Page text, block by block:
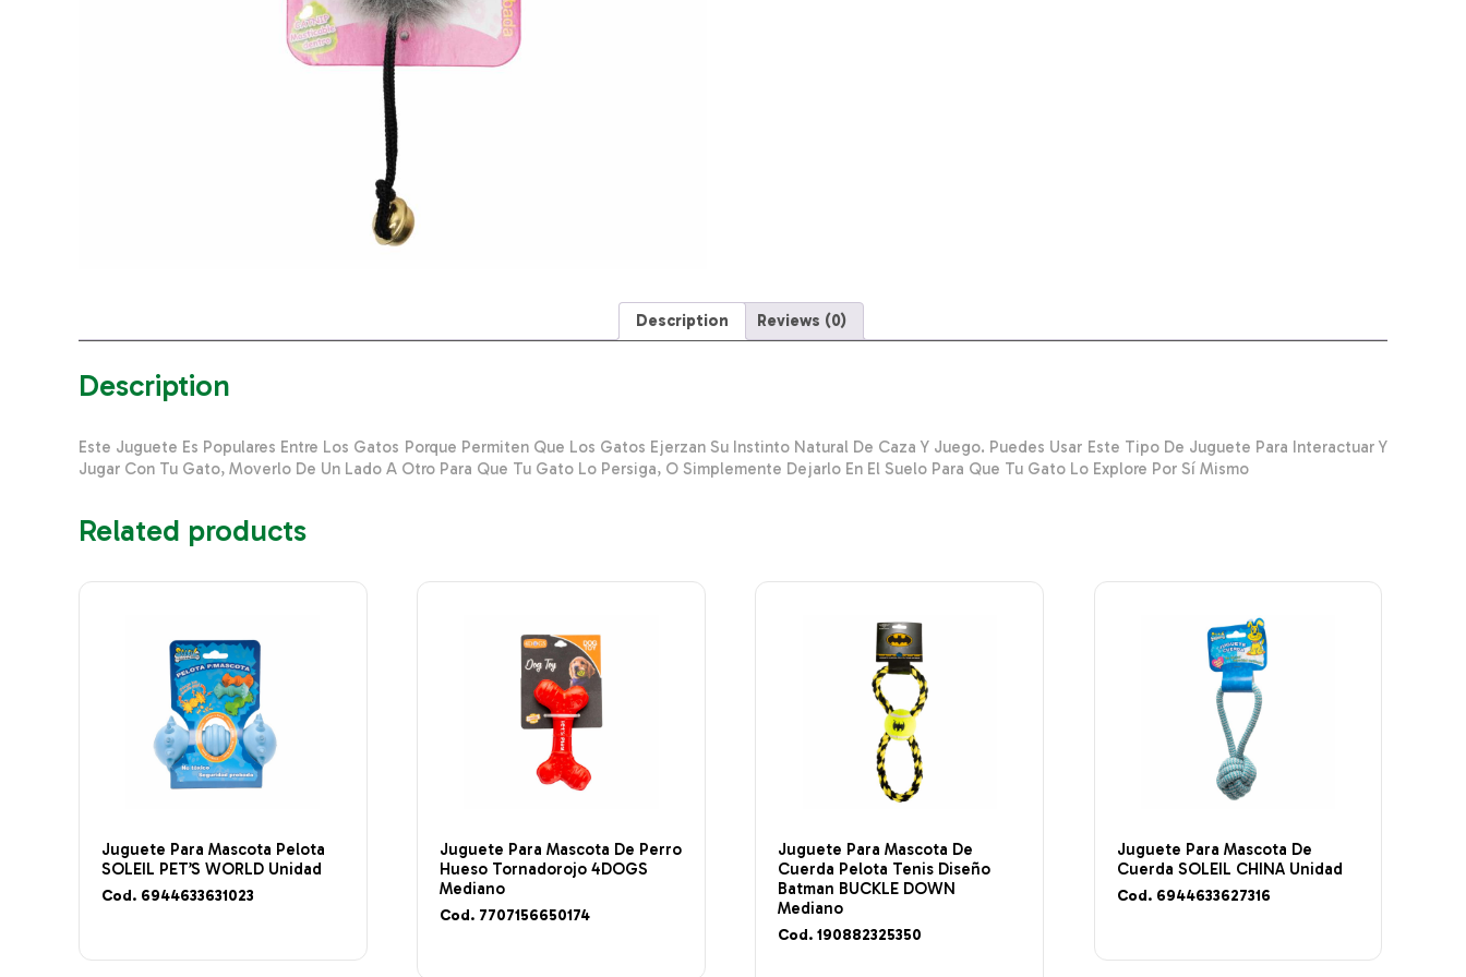
Description Reviews (0)
Description
Este Juguete Es Populares Entre Los Gatos Porque Permiten Que Los Gatos Ejerzan Su Instinto Natural De Caza Y Juego. Puedes Usar Este Tipo De Juguete Para Interactuar Y
Jugar Con Tu Gato, Moverlo De Un Lado A Otro Para Que Tu Gato Lo Persiga, O Simplemente Dejarlo En El Suelo Para Que Tu Gato Lo Explore Por Sí Mismo
Related products
Juguete Para Mascota Pelota
SOLEIL PET’S WORLD Unidad
Cod. 6944633631023
Juguete Para Mascota De Perro
Hueso Tornadorojo 4DOGS
Mediano
Cod. 7707156650174
Juguete Para Mascota De
Cuerda Pelota Tenis Diseño
Batman BUCKLE DOWN
Mediano
Cod. 190882325350
Juguete Para Mascota De
Cuerda SOLEIL CHINA Unidad
Cod. 6944633627316